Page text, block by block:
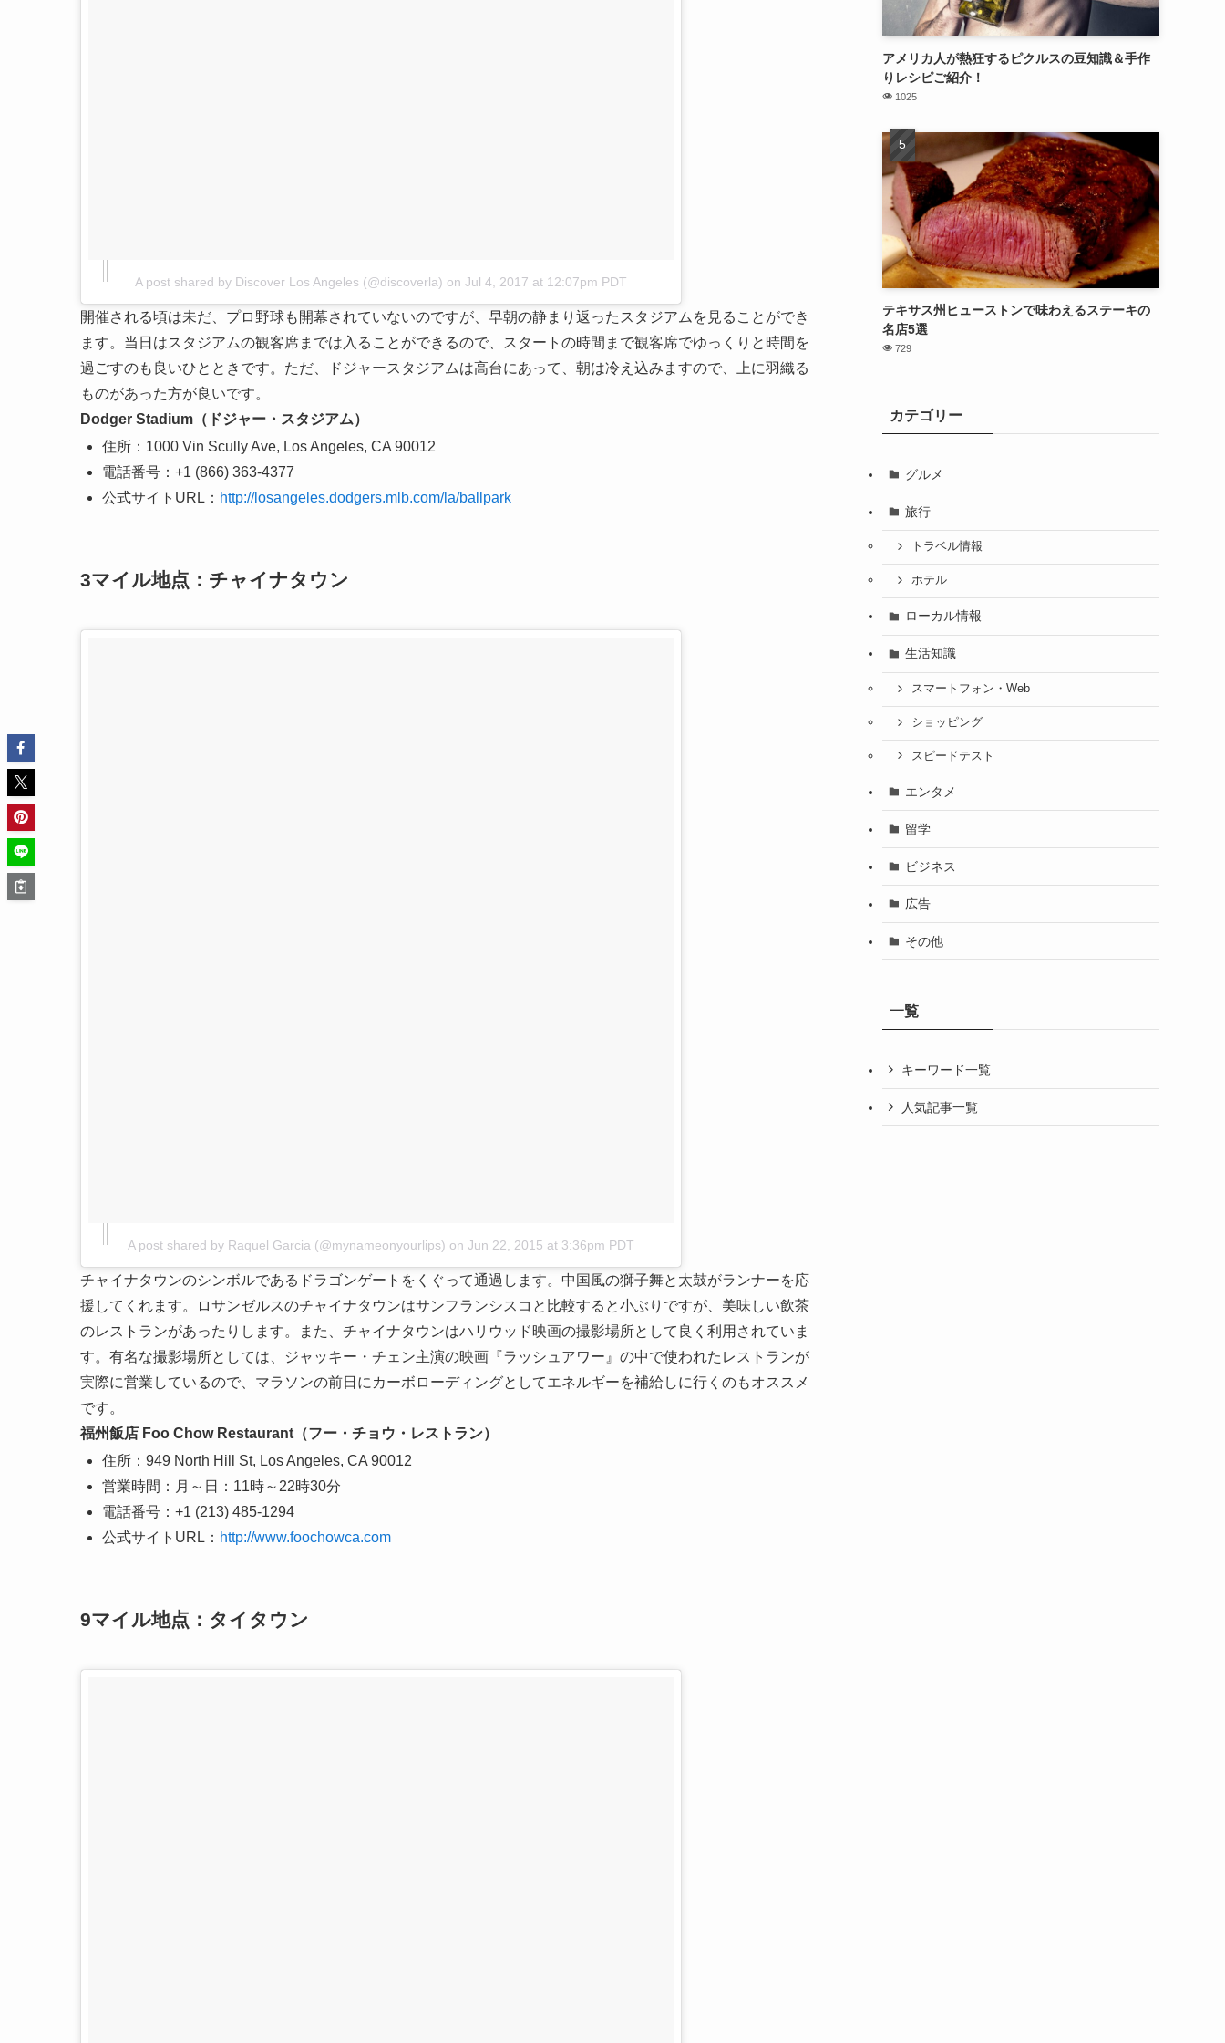
A post shared by Discover Los Angeles (@discoverla) on Jul 4, 2017 at 12:07pm PDT
開催される頃は未だ、プロ野球も開幕されていないのですが、早朝の静まり返ったスタジアムを見ることができ
ます。当日はスタジアムの観客席までは入ることができるので、スタートの時間まで観客席でゆっくりと時間を
過ごすのも良いひとときです。ただ、ドジャースタジアムは高台にあって、朝は冷え込みますので、上に羽織る
ものがあった方が良いです。
Dodger Stadium（ドジャー・スタジアム）
住所：1000 Vin Scully Ave, Los Angeles, CA 90012
電話番号：+1 (866) 363-4377
公式サイトURL： http://losangeles.dodgers.mlb.com/la/ballpark
3マイル地点：チャイナタウン
A post shared by Raquel Garcia (@mynameonyourlips) on Jun 22, 2015 at 3:36pm PDT
チャイナタウンのシンボルであるドラゴンゲートをくぐって通過します。中国風の獅子舞と太鼓がランナーを応
援してくれます。ロサンゼルスのチャイナタウンはサンフランシスコと比較すると小ぶりですが、美味しい飲茶
のレストランがあったりします。また、チャイナタウンはハリウッド映画の撮影場所として良く利用されていま
す。有名な撮影場所としては、ジャッキー・チェン主演の映画『ラッシュアワー』の中で使われたレストランが
実際に営業しているので、マラソンの前日にカーボローディングとしてエネルギーを補給しに行くのもオススメ
です。
福州飯店 Foo Chow Restaurant（フー・チョウ・レストラン）
住所：949 North Hill St, Los Angeles, CA 90012
営業時間：月～日：11時～22時30分
電話番号：+1 (213) 485-1294
公式サイトURL： http://www.foochowca.com
9マイル地点：タイタウン
アメリカ人が熱狂するピクルスの豆知識＆手作
りレシピご紹介！
1025
テキサス州ヒューストンで味わえるステーキの
名店5選
729
カテゴリー
グルメ
旅行
トラベル情報
ホテル
ローカル情報
生活知識
スマートフォン・Web
ショッピング
スピードテスト
エンタメ
留学
ビジネス
広告
その他
一覧
キーワード一覧
人気記事一覧